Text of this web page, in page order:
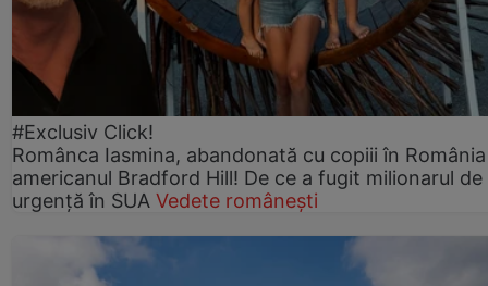
#Exclusiv Click!
Românca Iasmina, abandonată cu copiii în
americanul Bradford Hill! De ce a fugit milionarul de
urgență în SUA Vedete românești